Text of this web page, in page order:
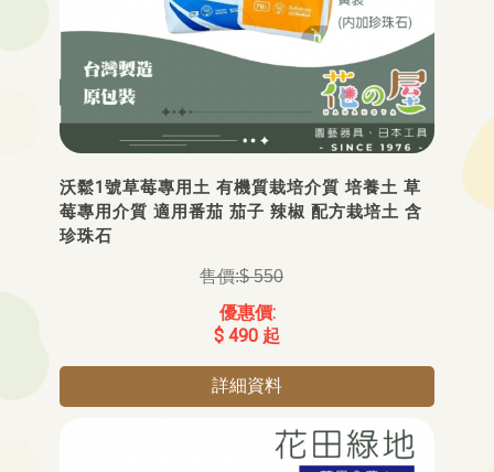
沃鬆1號草莓專用土 有機質栽培介質 培養土 草
莓專用介質 適用番茄 茄子 辣椒 配方栽培土 含
珍珠石
$ 550
$ 490 起
詳細資料